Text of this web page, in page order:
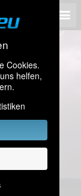
Cookies.
helfen,